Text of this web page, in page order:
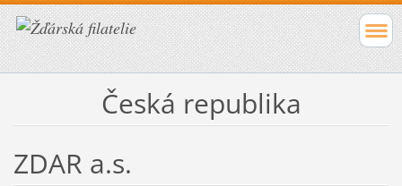
Česká republika
ZDAR a.s.